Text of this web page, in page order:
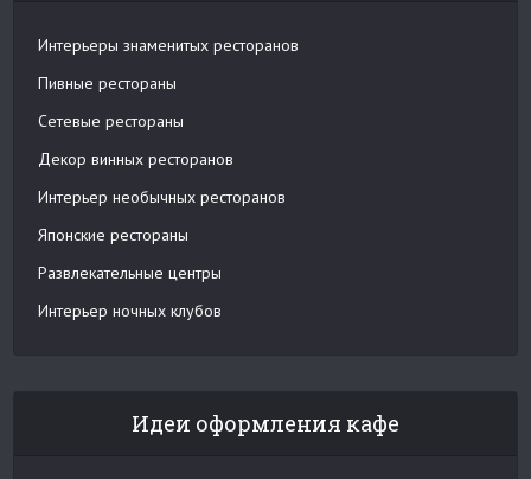
Интерьеры знаменитых ресторанов
Пивные рестораны
Сетевые рестораны
Декор винных ресторанов
Интерьер необычных ресторанов
Японские рестораны
Развлекательные центры
Интерьер ночных клубов
Идеи оформления кафе